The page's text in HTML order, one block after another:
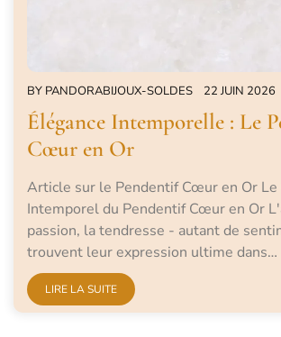
BY PANDORABIJOUX-SOLDES 22 JUIN 2026
Élégance Intemporelle : Le
Cœur en Or
Article sur le Pendentif Cœur en Or Le
Intemporel du Pendentif Cœur en Or
passion, la tendresse - autant de
trouvent leur expression ultime dans…
LIRE LA SUITE